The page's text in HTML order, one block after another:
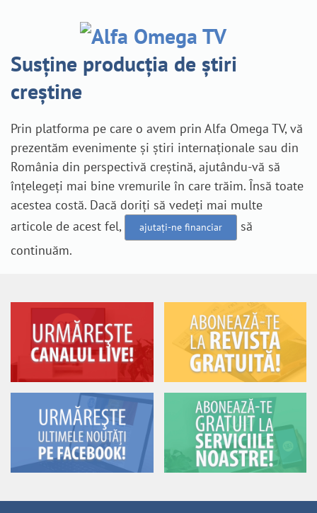
Susține producția de știri
creștine
Prin platforma pe care o avem prin Alfa Omega TV, vă
prezentăm evenimente și știri internaționale sau din
România din perspectivă creștină, ajutându-vă să
înțelegeți mai bine vremurile în care trăim. Însă toate
acestea costă. Dacă doriți să vedeți mai multe
articole de acest fel,
ajutați-ne financiar
să
continuăm.